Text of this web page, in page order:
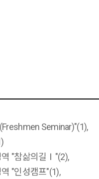
Seminar)"(1),
역 "참삶의길Ⅰ"(2),
"인성캠프"(1),